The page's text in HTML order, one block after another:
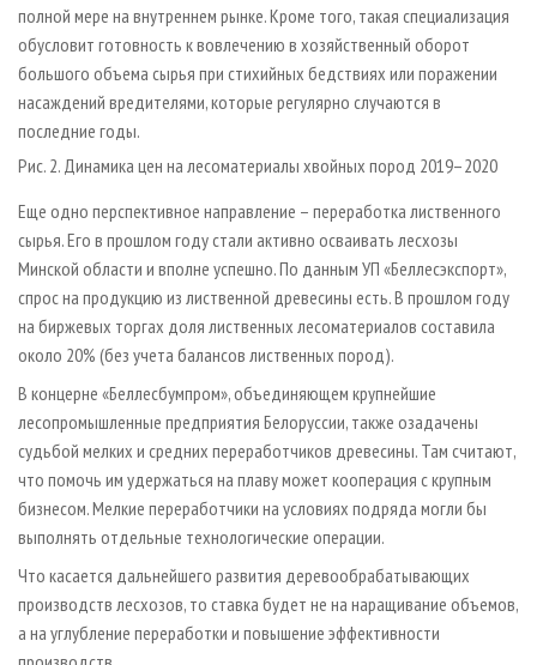
полной мере на внутреннем рынке. Кроме того, такая специализация
обусловит готовность к вовлечению в хозяйственный оборот
большого объема сырья при стихийных бедствиях или поражении
насаждений вредителями, которые регулярно случаются в
последние годы.
Рис. 2. Динамика цен на лесоматериалы хвойных пород 2019–2020
Еще одно перспективное направление – переработка лиственного
сырья. Его в прошлом году стали активно осваивать лесхозы
Минской области и вполне успешно. По данным УП «Беллесэкспорт»,
спрос на продукцию из лиственной древесины есть. В прошлом году
на биржевых торгах доля лиственных лесоматериалов составила
около 20% (без учета балансов лиственных пород).
В концерне «Беллесбумпром», объединяющем крупнейшие
лесопромышленные предприятия Белоруссии, также озадачены
судьбой мелких и средних переработчиков древесины. Там считают,
что помочь им удержаться на плаву может ко­операция с крупным
бизнесом. Мелкие переработчики на условиях подряда могли бы
выполнять отдельные технологические операции.
Что касается дальнейшего развития деревообрабатывающих
производств лесхозов, то ставка будет не на наращивание объемов,
а на углубление переработки и повышение эффективности